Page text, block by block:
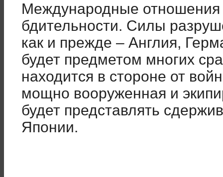
Международные отношения
бдительности. Силы
как и прежде – Англия,
будет предметом многих
находится в стороне от
мощно вооруженная и
будет представлять
Японии.